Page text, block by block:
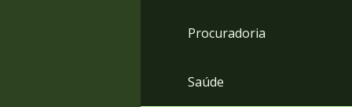
Procuradoria
Saúde